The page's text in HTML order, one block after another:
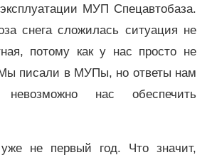
МУП Спецавтобаза.
снега сложилась ситуация не
потому как у нас просто не
Мы писали в МУПы, но ответы нам
нас обеспечить
не первый год. Что значит,